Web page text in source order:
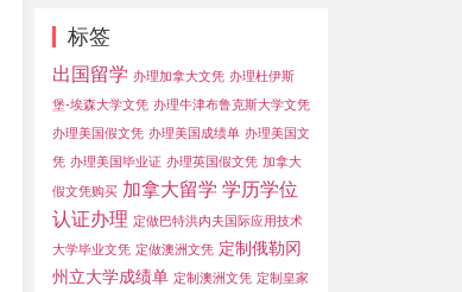
标签
出国留学 办理加拿大文凭 办理杜伊斯
堡-埃森大学文凭 办理牛津布鲁克斯大学文凭
办理美国假文凭 办理美国成绩单 办理美国文
凭 办理美国毕业证 办理英国假文凭 加拿大
假文凭购买 加拿大留学 学历学位
认证办理 定做巴特洪内夫国际应用技术
大学毕业文凭 定做澳洲文凭 定制俄勒冈
州立大学成绩单 定制澳洲文凭 定制皇家